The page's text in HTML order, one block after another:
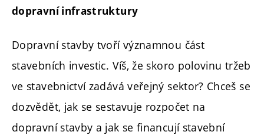
dopravní infrastruktury
Dopravní stavby tvoří významnou část
stavebních investic. Víš, že skoro polovinu tržeb
ve stavebnictví zadává veřejný sektor? Chceš se
dozvědět, jak se sestavuje rozpočet na
dopravní stavby a jak se financují stavební